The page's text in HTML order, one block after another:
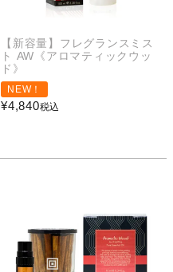
【新容量】フレグランスミス
ト AW《アロマティックウッ
ド》
NEW！
¥4,840税込